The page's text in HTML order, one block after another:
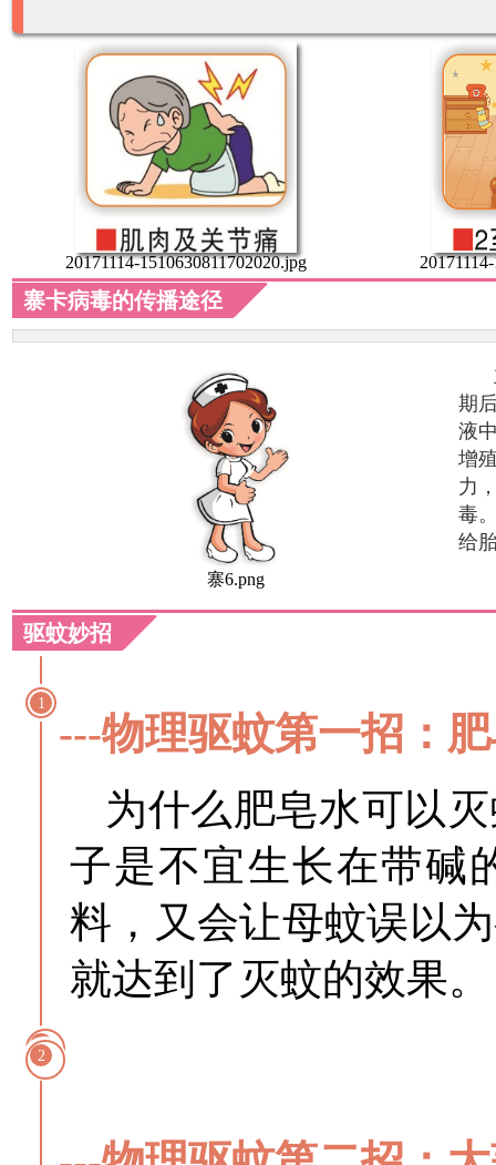
20171114-1510630811702020.jpg
寨卡病毒的传播途径
寨6.png
期
液
增
力
毒
给
驱蚊妙招
1
---物理驱蚊第一招：
为什么肥皂水可以
子是不宜生长在带碱
料，又会让母蚊误以
就达到了灭蚊的效果。
2